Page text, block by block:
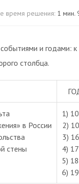
время решения: 1 мин.
и годами:
столбца.
в России
стены
1)
2)
3)
4)
5)
6)